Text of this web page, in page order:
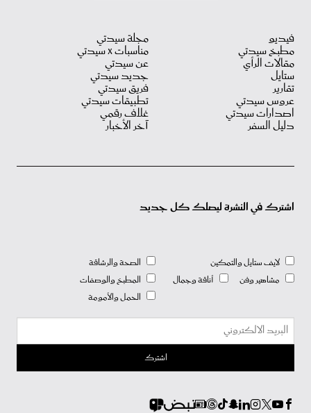
فيديو
مطبخ سيدتي
مقالات الرأي
ستايل
تقارير
عروس سيدتي
اصدارات سيدتي
دليل السفر
مجلة سيدتي
مناسبات X سيدتي
عن سيدتي
جديد سيدتي
فريق سيدتي
تطبيقات سيدتي
غلاف رقمي
آخر الأخبار
اشترك في النشرة ليصلك كل جديد
لايف ستايل والتمكين
مشاهير وفن
أناقة وجمال
الصحة والرشاقة
المطبخ والوصفات
الحمل والأمومة